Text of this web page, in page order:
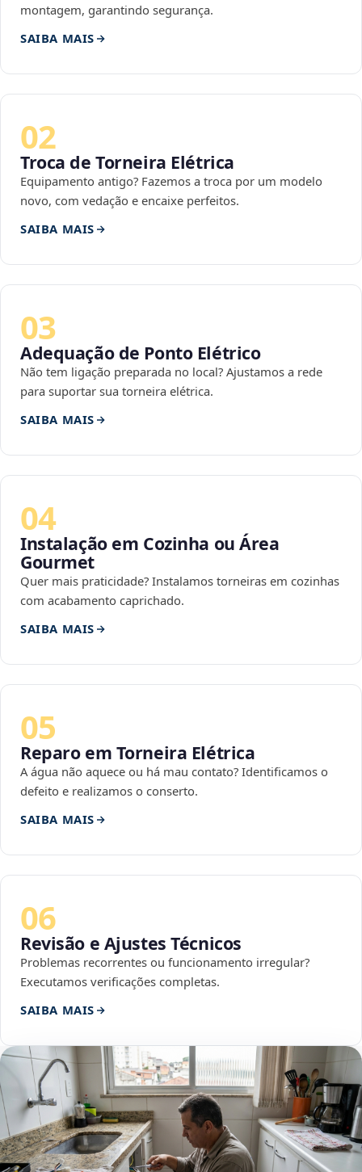
montagem, garantindo segurança.
SAIBA MAIS
02
Troca de Torneira Elétrica
Equipamento antigo? Fazemos a troca por um modelo
novo, com vedação e encaixe perfeitos.
SAIBA MAIS
03
Adequação de Ponto Elétrico
Não tem ligação preparada no local? Ajustamos a rede
para suportar sua torneira elétrica.
SAIBA MAIS
04
Instalação em Cozinha ou Área
Gourmet
Quer mais praticidade? Instalamos torneiras em cozinhas
com acabamento caprichado.
SAIBA MAIS
05
Reparo em Torneira Elétrica
A água não aquece ou há mau contato? Identificamos o
defeito e realizamos o conserto.
SAIBA MAIS
06
Revisão e Ajustes Técnicos
Problemas recorrentes ou funcionamento irregular?
Executamos verificações completas.
SAIBA MAIS